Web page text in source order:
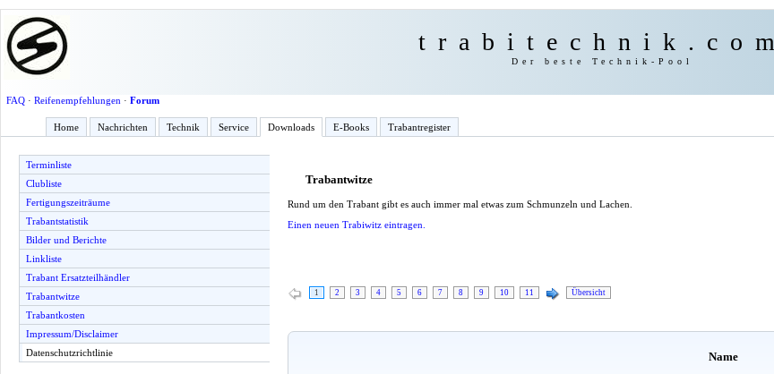
trabitechnik.com
Der beste Technik-Pool
FAQ· Reifenempfehlungen · Forum
Home Nachrichten Technik Service Downloads E-Books Trabantregister
Terminliste
Clubliste
Fertigungszeiträume
Trabantstatistik
Bilder und Berichte
Linkliste
Trabant Ersatzteilhändler
Trabantwitze
Trabantkosten
Impressum/Disclaimer
Datenschutzrichtlinie
Trabantwitze
Rund um den Trabant gibt es auch immer mal etwas zum Schmunzeln und Lachen.
Einen neuen Trabiwitz eintragen.
1 2 3 4 5 6 7 8 9 10 11 Übersicht
Name